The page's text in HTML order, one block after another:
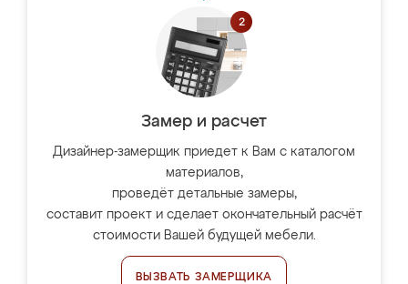
Замер и расчет
Дизайнер-замерщик приедет к Вам с каталогом
материалов,
проведёт детальные замеры,
составит проект и сделает окончательный расчёт
стоимости Вашей будущей мебели.
ВЫЗВАТЬ ЗАМЕРЩИКА